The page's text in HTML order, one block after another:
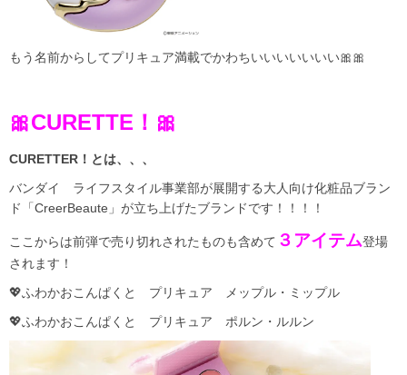
もう名前からしてプリキュア満載でかわちいいいいいいい🎀🎀
🎀CURETTE！🎀
CURETTER！とは、、、
バンダイ ライフスタイル事業部が展開する大人向け化粧品ブラン
ド「CreerBeaute」が立ち上げたブランドです！！！！
ここからは前弾で売り切れされたものも含めて ３アイテム登場
されます！
💖ふわかおこんぱくと プリキュア メップル・ミップル
💖ふわかおこんぱくと プリキュア ポルン・ルルン